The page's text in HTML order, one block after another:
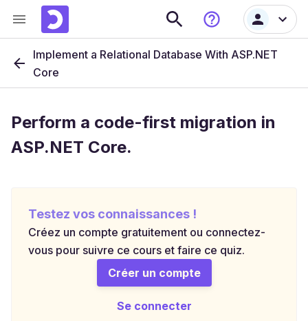
Implement a Relational Database With ASP.NET
Core
Perform a code-first migration in
ASP.NET Core.
Testez vos connaissances !
Créez un compte gratuitement ou connectez-
vous pour suivre ce cours et faire ce quiz.
Créer un compte
Se connecter